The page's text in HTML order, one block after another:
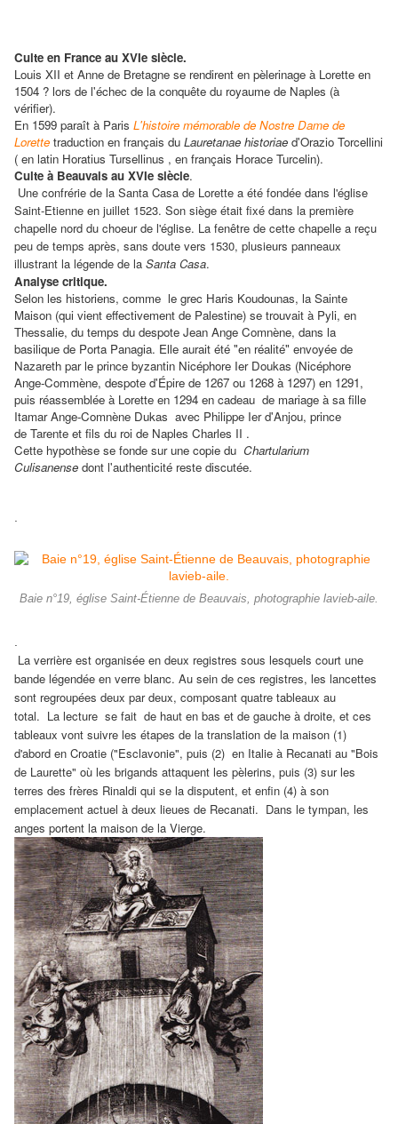
Culte en France au XVIe siècle.
Louis XII et Anne de Bretagne se rendirent en pèlerinage à Lorette en
1504 ? lors de l'échec de la conquête du royaume de Naples (à
vérifier).
En 1599 paraît à Paris L'histoire mémorable de Nostre Dame de
Lorette traduction en français du Lauretanae historiae d'Orazio Torcellini
( en latin Horatius Tursellinus , en français Horace Turcelin).
Culte à Beauvais au XVIe siècle.
Une confrérie de la Santa Casa de Lorette a été fondée dans l'église
Saint-Etienne en juillet 1523. Son siège était fixé dans la première
chapelle nord du choeur de l'église. La fenêtre de cette chapelle a reçu
peu de temps après, sans doute vers 1530, plusieurs panneaux
illustrant la légende de la Santa Casa.
Analyse critique.
Selon les historiens, comme le grec Haris Koudounas, la Sainte
Maison (qui vient effectivement de Palestine) se trouvait à Pyli, en
Thessalie, du temps du despote Jean Ange Comnène, dans la
basilique de Porta Panagia. Elle aurait été "en réalité" envoyée de
Nazareth par le prince byzantin Nicéphore Ier Doukas (Nicéphore
Ange-Commène, despote d'Épire de 1267 ou 1268 à 1297) en 1291,
puis réassemblée à Lorette en 1294 en cadeau de mariage à sa fille
Itamar Ange-Comnène Dukas avec Philippe Ier d'Anjou, prince
de Tarente et fils du roi de Naples Charles II .
Cette hypothèse se fonde sur une copie du Chartularium
Culisanense dont l'authenticité reste discutée.
Baie n°19, église Saint-Étienne de Beauvais, photographie lavieb-aile.
La verrière est organisée en deux registres sous lesquels court une
bande légendée en verre blanc. Au sein de ces registres, les lancettes
sont regroupées deux par deux, composant quatre tableaux au
total. La lecture se fait de haut en bas et de gauche à droite, et ces
tableaux vont suivre les étapes de la translation de la maison (1)
d'abord en Croatie ("Esclavonie", puis (2) en Italie à Recanati au "Bois
de Laurette" où les brigands attaquent les pèlerins, puis (3) sur les
terres des frères Rinaldi qui se la disputent, et enfin (4) à son
emplacement actuel à deux lieues de Recanati. Dans le tympan, les
anges portent la maison de la Vierge.